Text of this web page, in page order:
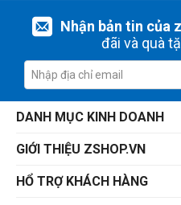
90 MB/s
100 MB/s
120 MB/s
150 MB/s
160 MB/s
205 MB/s
210 MB/s
299 MB/s
Nhận bản tin của
đãi và quà
DANH MỤC KINH DOANH
GIỚI THIỆU ZSHOP.VN
HỔ TRỢ KHÁCH HÀNG